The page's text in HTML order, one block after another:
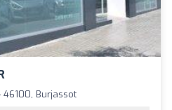
46100, Burjassot